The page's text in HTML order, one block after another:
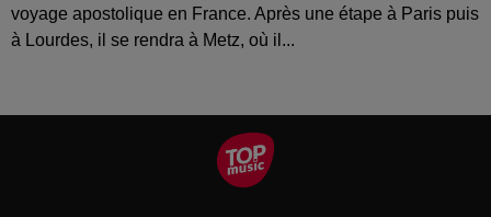
voyage apostolique en France. Après une étape à Paris puis
à Lourdes, il se rendra à Metz, où il...